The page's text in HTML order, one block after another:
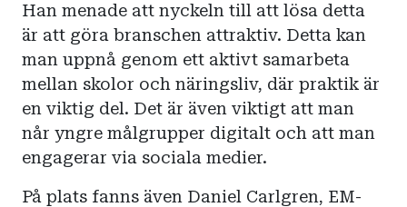
Han menade att nyckeln till att lösa detta
är att göra branschen attraktiv. Detta kan
man uppnå genom ett aktivt samarbeta
mellan skolor och näringsliv, där praktik är
en viktig del. Det är även viktigt att man
når yngre målgrupper digitalt och att man
engagerar via sociala medier.
På plats fanns även Daniel Carlgren, EM-